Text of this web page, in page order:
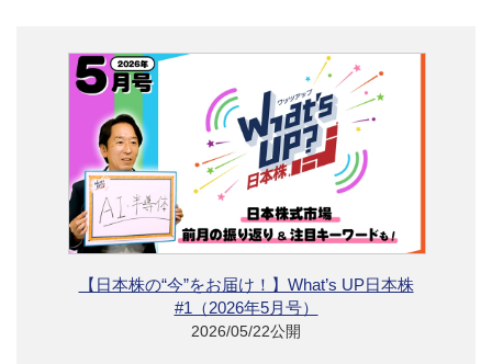
【日本株の“今”をお届け！】What’s UP日本株
#1（2026年5月号）
2026/05/22公開